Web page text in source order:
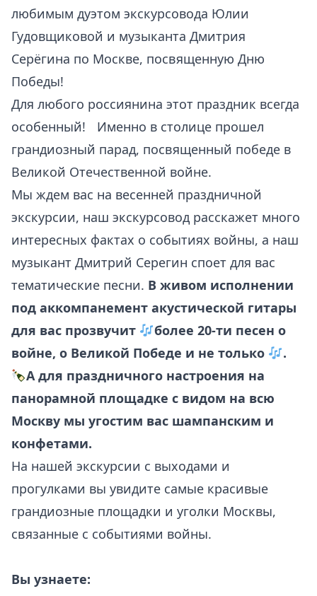
любимым дуэтом экскурсовода Юлии
Гудовщиковой и музыканта Дмитрия
Серёгина по Москве, посвященную Дню
Победы!
Для любого россиянина этот праздник всегда
особенный! Именно в столице прошел
грандиозный парад, посвященный победе в
Великой Отечественной войне.
Мы ждем вас на весенней праздничной
экскурсии, наш экскурсовод расскажет много
интересных фактах о событиях войны, а наш
музыкант Дмитрий Серегин споет для вас
тематические песни. В живом исполнении
под аккомпанемент акустической гитары
для вас прозвучит
более 20-ти песен о
войне, о Великой Победе и не только
.
А для праздничного настроения на
панорамной площадке с видом на всю
Москву мы угостим вас шампанским и
конфетами.
На нашей экскурсии с выходами и
прогулками вы увидите самые красивые
грандиозные площадки и уголки Москвы,
связанные с событиями войны.
Вы узнаете: